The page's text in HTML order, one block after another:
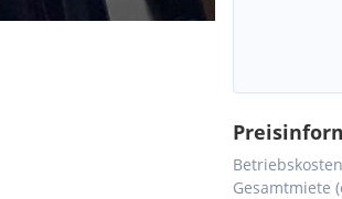
Gesamtmiete